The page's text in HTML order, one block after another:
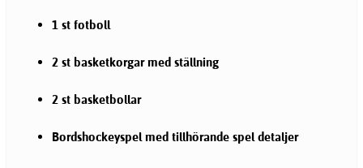
1 st fotboll
2 st basketkorgar med ställning
2 st basketbollar
Bordshockeyspel med tillhörande spel detaljer